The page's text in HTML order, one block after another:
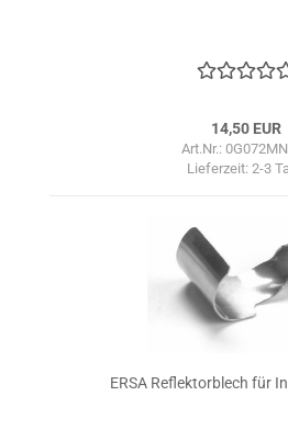
14,50 EUR
Art.Nr.:
Lieferzeit: 2-3
ERSA Reflektorblech für